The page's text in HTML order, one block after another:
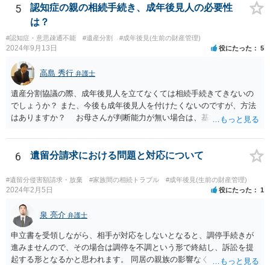
そのような主張はこちらからしない方がよいと思います。 ④財産分
与が終わったと認識しているのに今更土地の相続をやり直せるのか？
２０００年４月ということだと１９年前の話です。 その当時、成
年後見人に選任されていたのかわかりませんが 成年後見人が選任さ
れていなければ 遺産分割協議は有効の可能性があります。 無効で
も時効取得あるいは消滅時効にかかっている 可能性があります。
弁護士に詳しい事情を説明して面談で相談した方がよいと思いま
す。
5
認知症の親の相続手続き、成年後見人の必要性
は？
#認知症・意思疎通不能 #遺産分割 #成年後見(生前の財産管理)
2024年9月13日 役にたった 5
高島 秀行 弁護士
遺産分割協議の際、成年後見人を立てなくては相続手続きてきないの
でしょうか？ また、今後も成年後見人を付けたくないのですが、方法
はありますか？ お母さんが判断能力が無い場合は、基本的に成年後
立て、お母さんに特別代理人をつけるという方法も考えられますが、
遺産分割だけでなく、その後の取得した遺産の管理もありますので
遺産分割審判や遺産分割調停を申し立て、お母さんに特別代理人をつ
けるということでは解決できなさそうなので 後見人をつけるよう求め
られると思います。 弁護士に面談で相談された方がよいと思いま
6 遺留分請求における問題と対応について
#遺留分侵害額請求・放棄 #家族間の相続トラブル #成年後見(生前の財産管理)
2024年2月5日 役にたった 1
泉 亮介 弁護士
申立書を受領しながら、相手が対応をしないとなると、調停手続きが
進みませんので、その場合は調停を不調という形で終結し、訴訟を提
起する形となるかと思われます。 同居の親族の影響なく、というのは